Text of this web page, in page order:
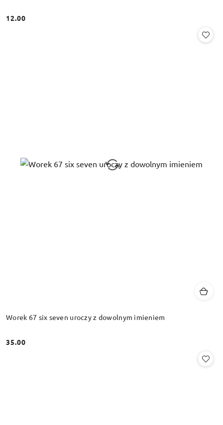
Cena:
12.00
Worek 67 six seven uroczy z dowolnym imieniem
Cena:
35.00